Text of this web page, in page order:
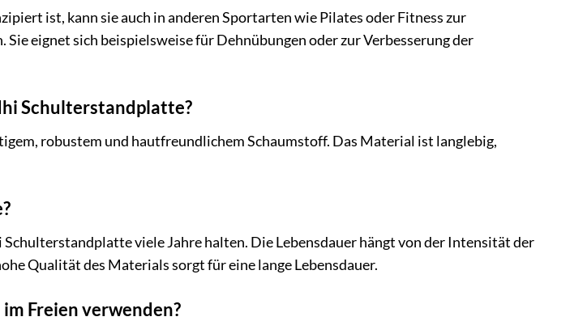
ist, kann sie auch in anderen Sportarten wie Pilates oder Fitness zur
eignet sich beispielsweise für Dehnübungen oder zur Verbesserung der
Schulterstandplatte?
robustem und hautfreundlichem Schaumstoff. Das Material ist langlebig,
viele Jahre halten. Die Lebensdauer hängt von der Intensität der
Qualität des Materials sorgt für eine lange Lebensdauer.
Freien verwenden?